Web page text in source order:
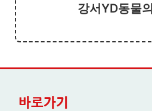
강서YD동물
바로가기